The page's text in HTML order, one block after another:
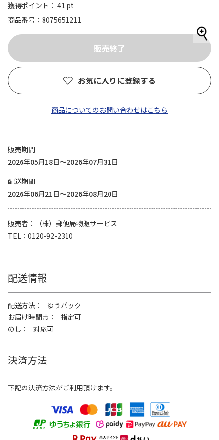
獲得ポイント： 41 pt
商品番号
8075651211
お気に入りに登録する
商品についてのお問い合わせはこちら
販売期間
2026年05月18日～2026年07月31日
配送期間
2026年06月21日～2026年08月20日
販売者
（株）郵便局物販サービス
TEL
0120-92-2310
配送情報
配送方法
ゆうパック
お届け時間帯
指定可
のし
対応可
決済方法
下記の決済方法がご利用頂けます。